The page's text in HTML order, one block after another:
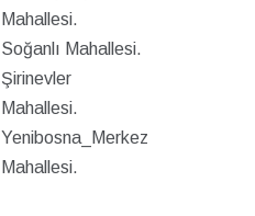
Mahallesi.
Soğanlı Mahallesi.
Şirinevler
Mahallesi.
Yenibosna_Merkez
Mahallesi.